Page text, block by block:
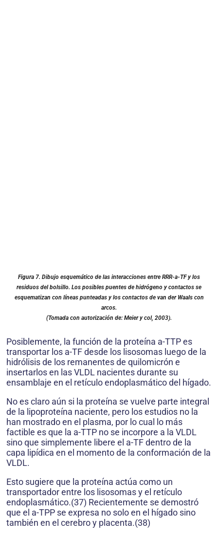
Figura 7. Dibujo esquemático de las interacciones entre RRR-a-TF y los
residuos del bolsillo. Los posibles puentes de hidrógeno y contactos se
esquematizan con líneas punteadas y los contactos de van der Waals con
arcos.
(Tomada con autorización de: Meier y col, 2003).
Posiblemente, la función de la proteína a-TTP es
transportar los a-TF desde los lisosomas luego de la
hidrólisis de los remanentes de quilomicrón e
insertarlos en las VLDL nacientes durante su
ensamblaje en el retículo endoplasmático del hígado.
No es claro aún si la proteína se vuelve parte integral
de la lipoproteína naciente, pero los estudios no la
han mostrado en el plasma, por lo cual lo más
factible es que la a-TTP no se incorpore a la VLDL
sino que simplemente libere el a-TF dentro de la
capa lipídica en el momento de la conformación de la
VLDL.
Esto sugiere que la proteína actúa como un
transportador entre los lisosomas y el retículo
endoplasmático.(37) Recientemente se demostró
que el a-TPP se expresa no solo en el hígado sino
también en el cerebro y placenta.(38)